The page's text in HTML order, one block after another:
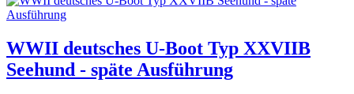
WWII deutsches U-Boot Typ XXVIIB
Seehund - späte Ausführung